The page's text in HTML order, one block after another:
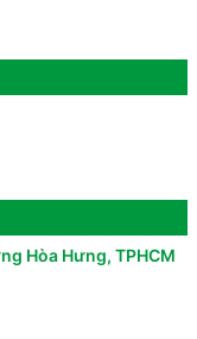
Hòa Hưng, TPHCM